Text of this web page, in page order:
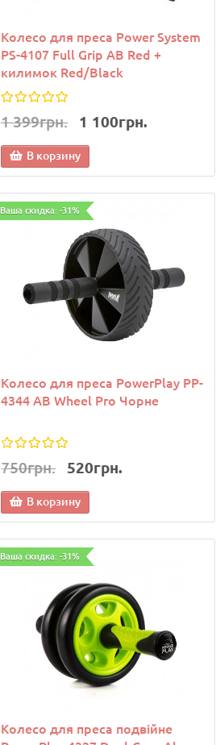
Новинка
Козырек теннисный женский
Joma 400635-002 Оранжевый
Колесо для преса Power System
PS-4107 Full Grip AB Red +
килимок Red/Black
1 399грн. 1 100грн.
В корзину
Ваша скидка: -31%
Колесо для преса PowerPlay PP-
4344 AB Wheel Pro Чорне
750грн. 520грн.
В корзину
Ваша скидка: -31%
Колесо для преса подвійне